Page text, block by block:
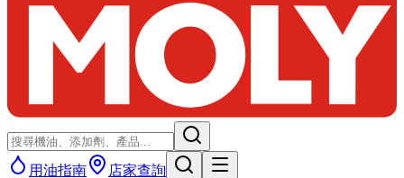
用油指南
店家查詢